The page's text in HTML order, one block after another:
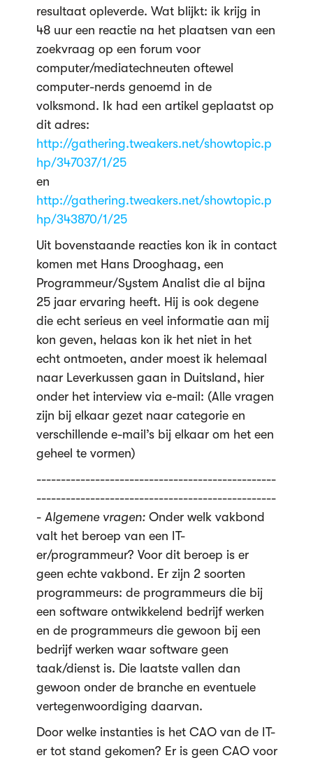
resultaat opleverde. Wat blijkt: ik krijg in
48 uur een reactie na het plaatsen van een
zoekvraag op een forum voor
computer/mediatechneuten oftewel
computer-nerds genoemd in de
volksmond. Ik had een artikel geplaatst op
dit adres:
http://gathering.tweakers.net/showtopic.p
hp/347037/1/25
en
http://gathering.tweakers.net/showtopic.p
hp/343870/1/25
Uit bovenstaande reacties kon ik in contact
komen met Hans Drooghaag, een
Programmeur/System Analist die al bijna
25 jaar ervaring heeft. Hij is ook degene
die echt serieus en veel informatie aan mij
kon geven, helaas kon ik het niet in het
echt ontmoeten, ander moest ik helemaal
naar Leverkussen gaan in Duitsland, hier
onder het interview via e-mail: (Alle vragen
zijn bij elkaar gezet naar categorie en
verschillende e-mail’s bij elkaar om het een
geheel te vormen)
-------------------------------------------------
-------------------------------------------------
- Algemene vragen:Onder welk vakbond
valt het beroep van een IT-
er/programmeur? Voor dit beroep is er
geen echte vakbond. Er zijn 2 soorten
programmeurs: de programmeurs die bij
een software ontwikkelend bedrijf werken
en de programmeurs die gewoon bij een
bedrijf werken waar software geen
taak/dienst is. Die laatste vallen dan
gewoon onder de branche en eventuele
vertegenwoordiging daarvan.
Door welke instanties is het CAO van de IT-
er tot stand gekomen? Er is geen CAO voor